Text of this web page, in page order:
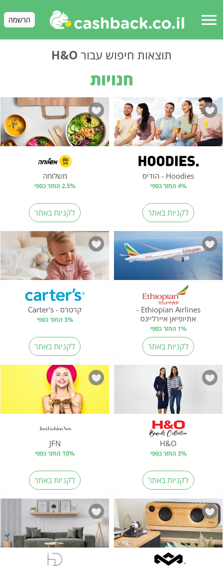
menu הרשמה
תוצאות חיפוש עבור H&O
חנויות
Hoodies - הודיס
4% החזר כספי
לקניות באתר
משלוחה
2.5% החזר כספי
לקניות באתר
Ethiopian Airlines -
אתיופיאן איירליינס
1% החזר כספי
לקניות באתר
קרטרס - Carter's
3% החזר כספי
לקניות באתר
H&O
3% החזר כספי
לקניות באתר
JFN
10% החזר כספי
לקניות באתר